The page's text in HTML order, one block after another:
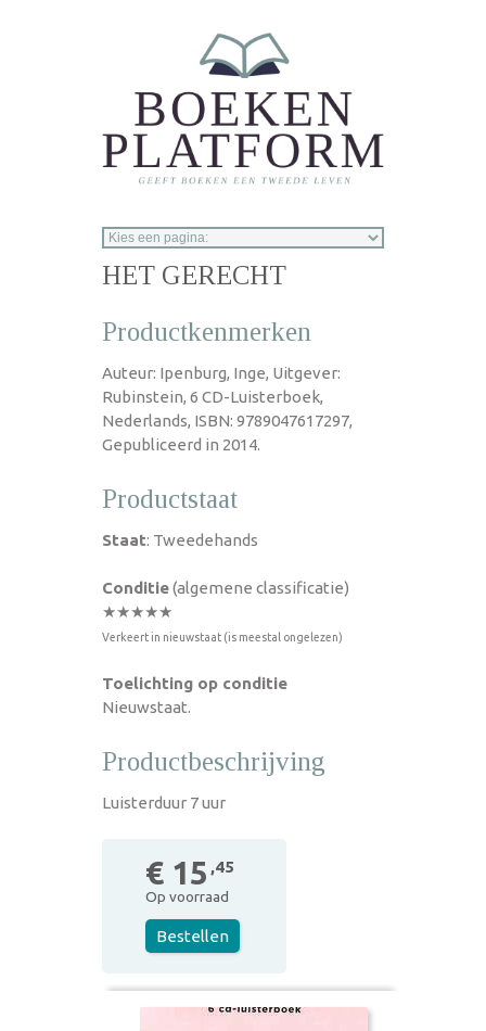
HET GERECHT
Productkenmerken
Auteur: Ipenburg, Inge, Uitgever:
Rubinstein, 6 CD-Luisterboek,
Nederlands, ISBN: 9789047617297,
Gepubliceerd in 2014.
Productstaat
Staat: Tweedehands
Conditie(algemene classificatie)
★★★★★
Verkeert in nieuwstaat (is meestal ongelezen)
Toelichting op conditie
Nieuwstaat.
Productbeschrijving
Luisterduur 7 uur
€ 15 ,45
Op voorraad
Bestellen